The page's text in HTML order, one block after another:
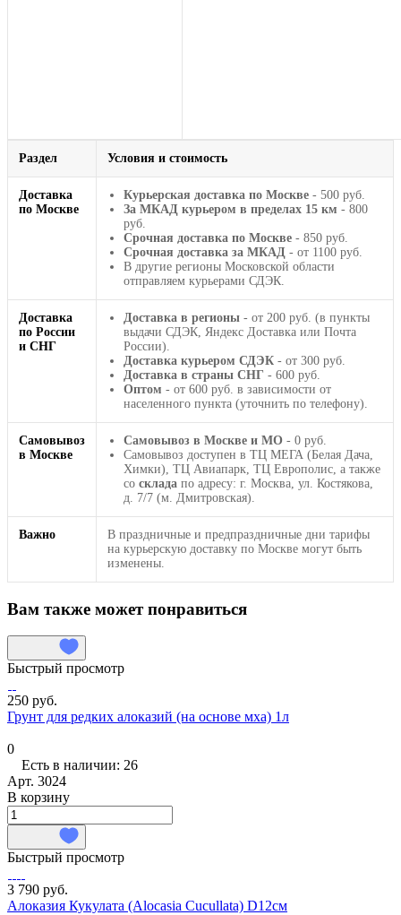
Раздел Условия и стоимость
Доставка
по Москве
Курьерская доставка по Москве - 500 руб.
За МКАД курьером в пределах 15 км - 800
руб.
Срочная доставка по Москве - 850 руб.
Срочная доставка за МКАД - от 1100 руб.
В другие регионы Московской области
отправляем курьерами СДЭК.
Доставка
по России
и СНГ
Доставка в регионы - от 200 руб. (в пункты
выдачи СДЭК, Яндекс Доставка или Почта
России).
Доставка курьером СДЭК - от 300 руб.
Доставка в страны СНГ - 600 руб.
Оптом - от 600 руб. в зависимости от
населенного пункта (уточнить по телефону).
Самовывоз
в Москве
Самовывоз в Москве и МО - 0 руб.
Самовывоз доступен в ТЦ МЕГА (Белая Дача,
Химки), ТЦ Авиапарк, ТЦ Европолис, а также
со склада по адресу: г. Москва, ул. Костякова,
д. 7/7 (м. Дмитровская).
Важно
В праздничные и предпраздничные дни тарифы
на курьерскую доставку по Москве могут быть
изменены.
Вам также может понравиться
Быстрый просмотр
250 руб.
Грунт для редких алоказий (на основе мха) 1л
0
Есть в наличии: 26
Арт. 3024
В корзину
Быстрый просмотр
3 790 руб.
Алоказия Кукулата (Alocasia Cucullata) D12см